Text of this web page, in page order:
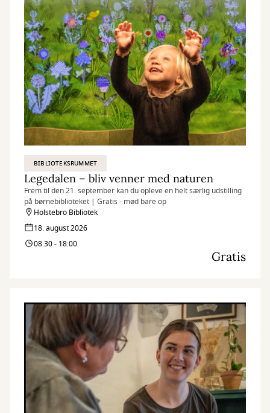
BIBLIOTEKSRUMMET
Legedalen – bliv venner med naturen
Frem til den 21. september kan du opleve en helt særlig udstilling
på børnebiblioteket | Gratis - mød bare op
Holstebro Bibliotek
18. august 2026
08:30 - 18:00
Gratis